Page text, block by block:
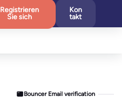
Registrieren
Sie sich
Kon
takt
Bouncer Email verification